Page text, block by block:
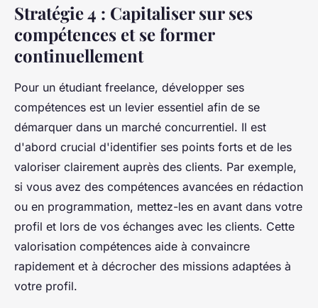
Stratégie 4 : Capitaliser sur ses
compétences et se former
continuellement
Pour un étudiant freelance, développer ses
compétences est un levier essentiel afin de se
démarquer dans un marché concurrentiel. Il est
d'abord crucial d'identifier ses points forts et de les
valoriser clairement auprès des clients. Par exemple,
si vous avez des compétences avancées en rédaction
ou en programmation, mettez-les en avant dans votre
profil et lors de vos échanges avec les clients. Cette
valorisation compétences aide à convaincre
rapidement et à décrocher des missions adaptées à
votre profil.